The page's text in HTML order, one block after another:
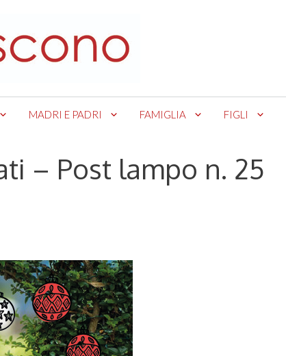
MADRI E PADRI FAMIGLIA FIGLI
– Post lampo n. 25